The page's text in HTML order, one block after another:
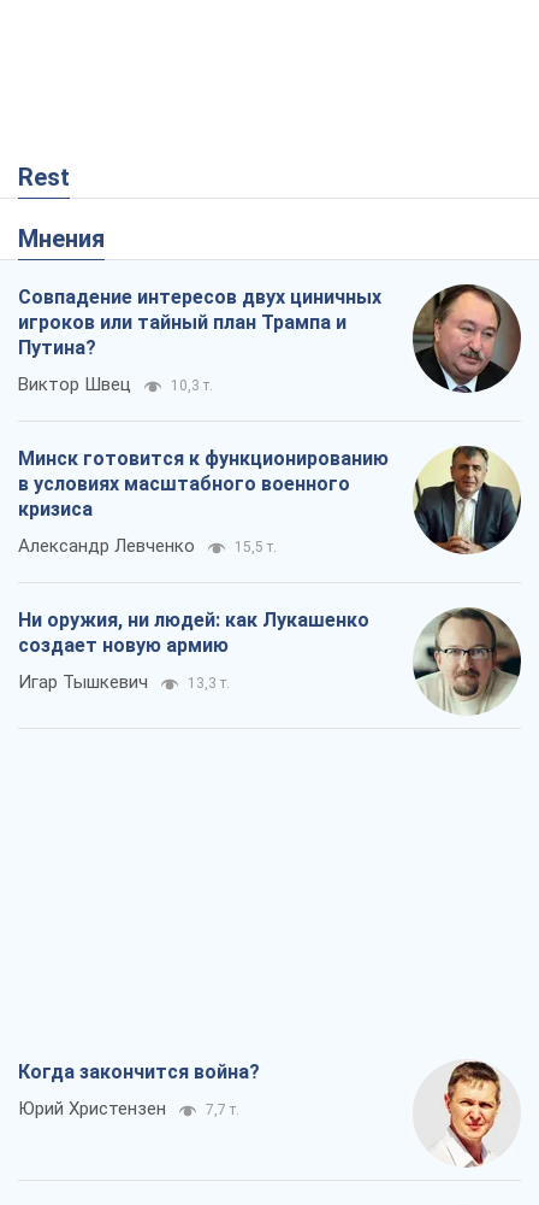
Rest
Мнения
Совпадение интересов двух циничных
игроков или тайный план Трампа и
Путина?
Виктор Швец 10,3 т.
Минск готовится к функционированию
в условиях масштабного военного
кризиса
Александр Левченко 15,5 т.
Ни оружия, ни людей: как Лукашенко
создает новую армию
Игар Тышкевич 13,3 т.
Когда закончится война?
Юрий Христензен 7,7 т.